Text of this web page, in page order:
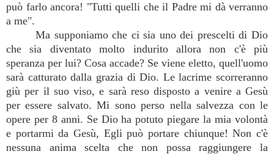
può farlo ancora! "Tutti quelli che il Padre mi dà verranno
a me".
Ma supponiamo che ci sia uno dei prescelti di Dio
che sia diventato molto indurito allora non c'è più
speranza per lui? Cosa accade? Se viene eletto, quell'uomo
sarà catturato dalla grazia di Dio. Le lacrime scorreranno
giù per il suo viso, e sarà reso disposto a venire a Gesù
per essere salvato. Mi sono perso nella salvezza con le
opere per 8 anni. Se Dio ha potuto piegare la mia volontà
e portarmi da Gesù, Egli può portare chiunque! Non c'è
nessuna anima scelta che non possa raggiungere la